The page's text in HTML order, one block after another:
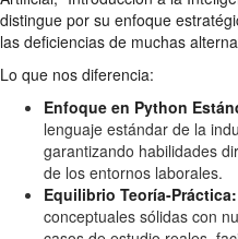
distingue por su enfoque
las deficiencias de muchas
Lo que nos diferencia:
Enfoque en Python
lenguaje estándar de la
garantizando habilidades
de los entornos laborales.
Equilibrio Teoría-Práctica:
conceptuales sólidas con